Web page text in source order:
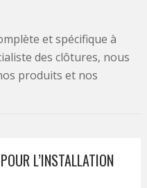
et spécifique à
des clôtures, nous
produits et nos
L’INSTALLATION